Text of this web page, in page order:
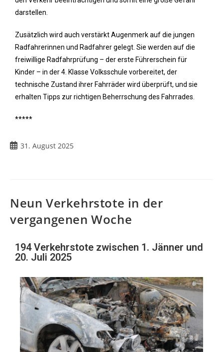
darstellen.
Zusätzlich wird auch verstärkt Augenmerk auf die jungen
Radfahrerinnen und Radfahrer gelegt. Sie werden auf die
freiwillige Radfahrprüfung – der erste Führerschein für
Kinder – in der 4. Klasse Volksschule vorbereitet, der
technische Zustand ihrer Fahrräder wird überprüft, und sie
erhalten Tipps zur richtigen Beherrschung des Fahrrades.
*****
31. August 2025
Neun Verkehrstote in der
vergangenen Woche
194 Verkehrstote zwischen 1. Jänner und
20. Juli 2025